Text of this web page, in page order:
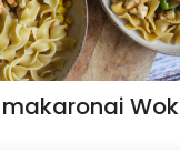
Wok